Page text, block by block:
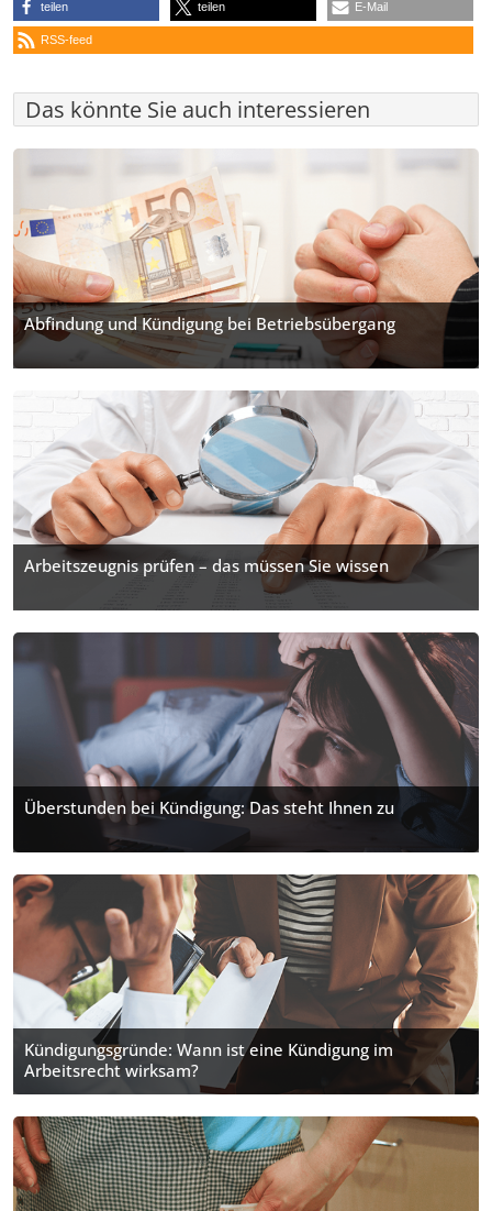
teilen teilen E-Mail
RSS-feed
Das könnte Sie auch interessieren
Abfindung und Kündigung bei Betriebsübergang
Arbeitszeugnis prüfen – das müssen Sie wissen
Überstunden bei Kündigung: Das steht Ihnen zu
Kündigungsgründe: Wann ist eine Kündigung im
Arbeitsrecht wirksam?